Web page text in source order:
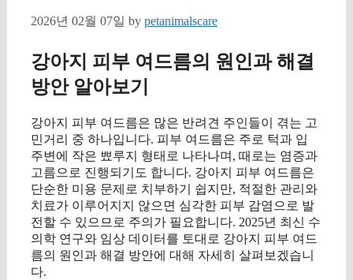
2026년 02월 07일 by petanimalscare
강아지 피부 여드름의 원인과 해결
방안 알아보기
강아지 피부 여드름은 많은 반려견 주인들이 겪는 고
민거리 중 하나입니다. 피부 여드름은 주로 턱과 입
주변에 작은 뾰루지 형태로 나타나며, 때로는 염증과
고름으로 진행되기도 합니다. 강아지 피부 여드름은
단순한 미용 문제로 치부하기 쉽지만, 적절한 관리와
치료가 이루어지지 않으면 심각한 피부 감염으로 발
전할 수 있으므로 주의가 필요합니다. 2025년 최신 수
의학 연구와 임상 데이터를 토대로 강아지 피부 여드
름의 원인과 해결 방안에 대해 자세히 살펴보겠습니
다.